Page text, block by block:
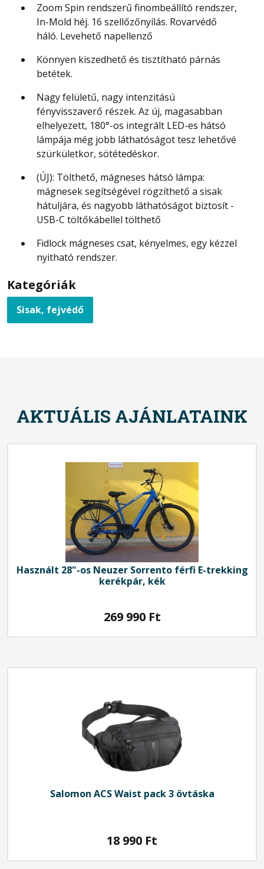
Zoom Spin rendszerű finombeállító rendszer,
In-Mold héj. 16 szellőzőnyílás. Rovarvédő
háló. Levehető napellenző
Könnyen kiszedhető és tisztítható párnás
betétek.
Nagy felületű, nagy intenzitású
fényvisszaverő részek. Az új, magasabban
elhelyezett, 180°-os integrált LED-es hátsó
lámpája még jobb láthatóságot tesz lehetővé
szürkületkor, sötétedéskor.
(ÚJ): Tölthető, mágneses hátsó lámpa:
mágnesek segítségével rögzíthető a sisak
hátuljára, és nagyobb láthatóságot biztosít -
USB-C töltőkábellel tölthető
Fidlock mágneses csat, kényelmes, egy kézzel
nyitható rendszer.
Kategóriák
Sisak, fejvédő
AKTUÁLIS AJÁNLATAINK
Használt 28"-os Neuzer Sorrento férfi E-trekking
kerékpár, kék
269 990 Ft
Salomon ACS Waist pack 3 övtáska
18 990 Ft